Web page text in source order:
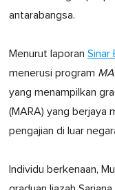
antarabangsa.
Menurut laporan Sinar
menerusi program
yang menampilkan
(MARA) yang berjaya
pengajian di luar
Individu berkenaan,